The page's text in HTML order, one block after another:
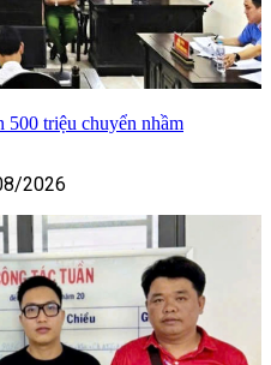
triệu chuyển nhầm
2026